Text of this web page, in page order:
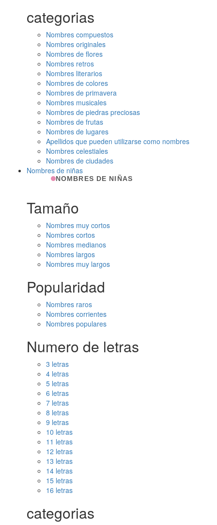
categorias
Nombres compuestos
Nombres originales
Nombres de flores
Nombres retros
Nombres literarios
Nombres de colores
Nombres de primavera
Nombres musicales
Nombres de piedras preciosas
Nombres de frutas
Nombres de lugares
Apellidos que pueden utilizarse como nombres
Nombres celestiales
Nombres de ciudades
Nombres de niñas
NOMBRES DE NIÑAS
Tamaño
Nombres muy cortos
Nombres cortos
Nombres medianos
Nombres largos
Nombres muy largos
Popularidad
Nombres raros
Nombres corrientes
Nombres populares
Numero de letras
3 letras
4 letras
5 letras
6 letras
7 letras
8 letras
9 letras
10 letras
11 letras
12 letras
13 letras
14 letras
15 letras
16 letras
categorias